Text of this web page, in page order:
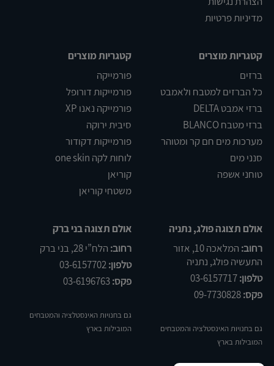
מדיניות פרטיות
קטגריות מוצרים
ברזים
כל הברזים למטבח ולאמבט
ברזי אמבט DELTA
ברזי מטבח BLANCO
מערכות מים חם קר ומטוהר
סנני מים
טוחני אשפה
קטגריות מוצרים
פורמייקה
פורמייקות דורופל
פורמייקה נאנו XP
סיבית ירוקה
פורמייקות דקודור
לוחות לקה one skin
קוריאן
משטחי קוריאן
אולם תצוגה פולג, נתניה
רחוב:
המלאכה 10, אזור
התעשיה פולג, נתניה
טלפון:03-6157717
פקס:
גם בחנויות האינסטלציה והמטבחים
המובילות בארץ
אולם תצוגה בני ברק
רחוב: הלח”י 28, בני ברק
טלפון:03-6157702
פקס:
גם בחנויות האינסטלציה והמטבחים
המובילות בארץ